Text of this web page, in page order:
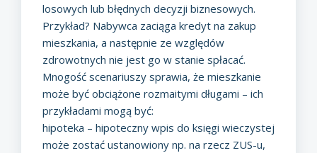
losowych lub błędnych decyzji biznesowych.
Przykład? Nabywca zaciąga kredyt na zakup
mieszkania, a następnie ze względów
zdrowotnych nie jest go w stanie spłacać.
Mnogość scenariuszy sprawia, że mieszkanie
może być obciążone rozmaitymi długami – ich
przykładami mogą być:
hipoteka – hipoteczny wpis do księgi wieczystej
może zostać ustanowiony np. na rzecz ZUS-u,